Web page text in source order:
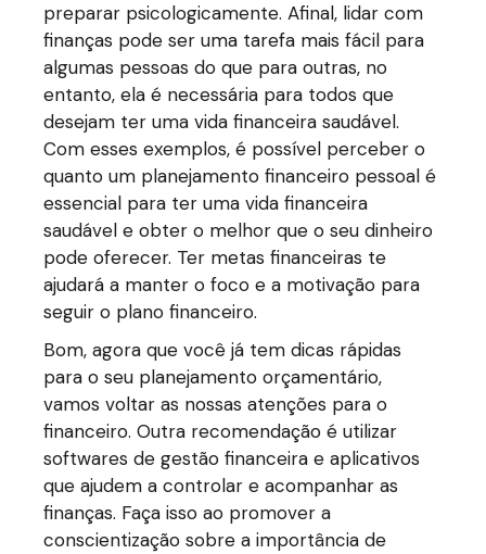
preparar psicologicamente. Afinal, lidar com
finanças pode ser uma tarefa mais fácil para
algumas pessoas do que para outras, no
entanto, ela é necessária para todos que
desejam ter uma vida financeira saudável.
Com esses exemplos, é possível perceber o
quanto um planejamento financeiro pessoal é
essencial para ter uma vida financeira
saudável e obter o melhor que o seu dinheiro
pode oferecer. Ter metas financeiras te
ajudará a manter o foco e a motivação para
seguir o plano financeiro.
Bom, agora que você já tem dicas rápidas
para o seu planejamento orçamentário,
vamos voltar as nossas atenções para o
financeiro. Outra recomendação é utilizar
softwares de gestão financeira e aplicativos
que ajudem a controlar e acompanhar as
finanças. Faça isso ao promover a
conscientização sobre a importância de